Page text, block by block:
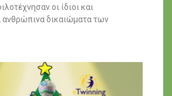
οι ίδιοι και
ανθρώπινα δικαιώματα των